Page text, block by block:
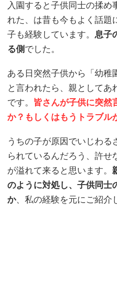
入園すると子供同士の揉め
れた、は昔も今もよく話題
子も経験しています。 息子
る側でした。
ある日突然子供から「幼稚
と言われたら、親としてあ
です。 皆さんが子供に突然
か？もしくはもうトラブル
うちの子が原因でいじわる
られているんだろう、許せ
が溢れて来ると思います。
のように対処し、子供同士
か、私の経験を元にご紹介